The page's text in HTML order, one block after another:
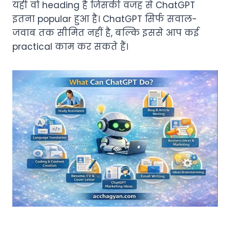
यही वो heading है जिसकी वजह से ChatGPT
इतना popular हुआ है। ChatGPT सिर्फ सवाल-
जवाब तक सीमित नहीं है, बल्कि इससे आप कई
practical काम कर सकते हैं।